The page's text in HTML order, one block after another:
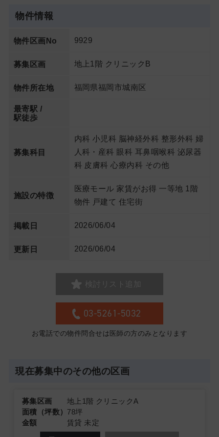
物件情報
物件区画No 9929
募集区画 地上1階 クリニックB
物件所在地 福岡県福岡市城南区
最寄駅 /
駅徒歩
募集科目
内科 小児科 脳神経外科 整形外科 婦
人科・産科 眼科 耳鼻咽喉科 泌尿器
科 皮膚科 心療内科 その他
施設の特徴
医療モール 家賃がお得 一等地 1階
物件 戸建て 住宅街
掲載日 2026/06/04
更新日 2026/06/04
検討リスト追加
03-5261-5032
お電話での物件問合せは医師の方のみとなります
現在募集中のその他の区画
募集区画
地上1階 クリニックA
面積（坪数） 78坪
金額
賃貸 未定